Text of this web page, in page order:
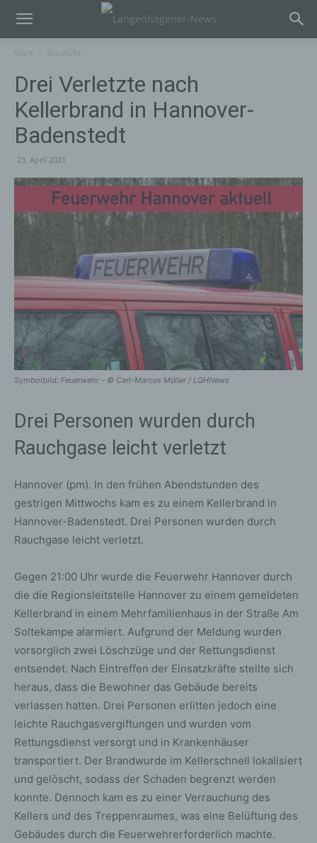
Drei Verletzte nach
Kellerbrand in Hannover-
Badenstedt
23. April 2021
Symbolbild: Feuerwehr - © Carl-Marcus Müller / LGHNews
Drei Personen wurden durch
Rauchgase leicht verletzt
Hannover (pm). In den frühen Abendstunden des
gestrigen Mittwochs kam es zu einem Kellerbrand in
Hannover-Badenstedt. Drei Personen wurden durch
Rauchgase leicht verletzt.
Gegen 21:00 Uhr wurde die Feuerwehr Hannover durch
die die Regionsleitstelle Hannover zu einem gemeldeten
Kellerbrand in einem Mehrfamilienhaus in der Straße Am
Soltekampe alarmiert. Aufgrund der Meldung wurden
vorsorglich zwei Löschzüge und der Rettungsdienst
entsendet. Nach Eintreffen der Einsatzkräfte stellte sich
heraus, dass die Bewohner das Gebäude bereits
verlassen hatten. Drei Personen erlitten jedoch eine
leichte Rauchgasvergiftungen und wurden vom
Rettungsdienst versorgt und in Krankenhäuser
transportiert. Der Brandwurde im Kellerschnell lokalisiert
und gelöscht, sodass der Schaden begrenzt werden
konnte. Dennoch kam es zu einer Verrauchung des
Kellers und des Treppenraumes, was eine Belüftung des
Gebäudes durch die Feuerwehrerforderlich machte.